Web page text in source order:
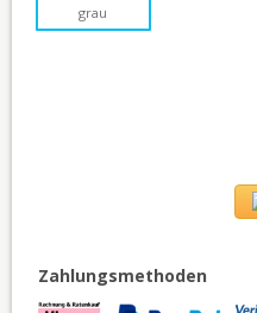
grau
Zahlungsmethoden